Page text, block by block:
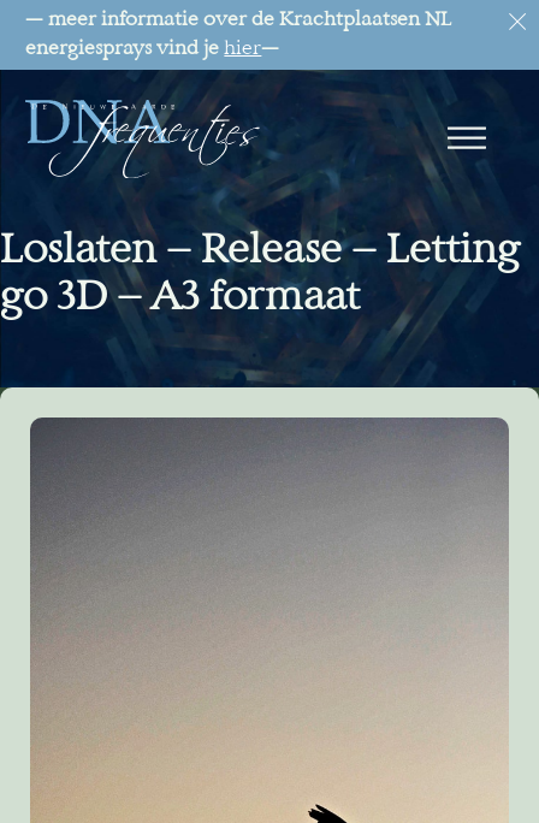
— meer informatie over de Krachtplaatsen NL
energiesprays vind jehier—
Loslaten – Release – Letting
go 3D – A3 formaat